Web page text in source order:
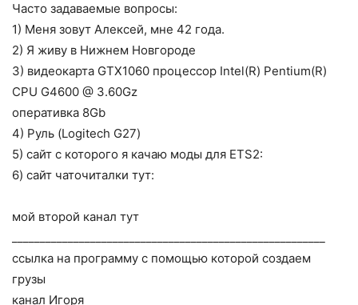
Часто задаваемые вопросы:
1) Меня зовут Алексей, мне 42 года.
2) Я живу в Нижнем Новгороде
3) видеокарта GTX1060 процессор Intel(R) Pentium(R)
CPU G4600 @ 3.60Gz
оперативка 8Gb
4) Руль (Logitech G27)
5) сайт с которого я качаю моды для ETS2:
6) сайт чаточиталки тут:
мой второй канал тут
ссылка на программу с помощью которой создаем
грузы
канал Игоря